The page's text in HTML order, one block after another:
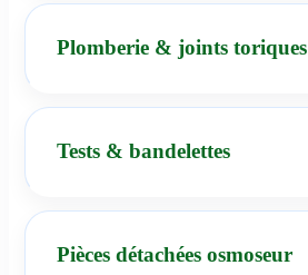
Plomberie & joints toriques
Tests & bandelettes
Pièces détachées osmoseur